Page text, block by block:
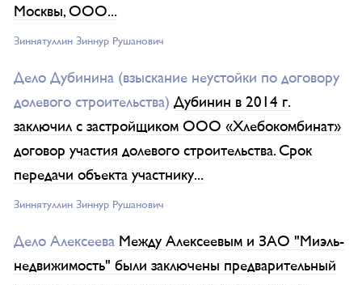
Москвы, ООО...
Зиннятуллин Зиннур Рушанович
Дело Дубинина (взыскание неустойки по договору
долевого строительства) Дубинин в 2014 г.
заключил с застройщиком ООО «Хлебокомбинат»
договор участия долевого строительства. Срок
передачи объекта участнику...
Зиннятуллин Зиннур Рушанович
Дело Алексеева Между Алексеевым и ЗАО "Миэль-
недвижимость" были заключены предварительный